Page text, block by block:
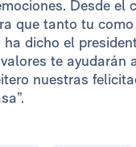
Desde el
que tanto tu
dicho el
te ayudarán
nuestras